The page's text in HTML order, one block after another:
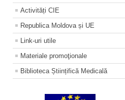
Activități CIE
Republica Moldova și UE
Link-uri utile
Materiale promoţionale
Biblioteca Științifică Medicală